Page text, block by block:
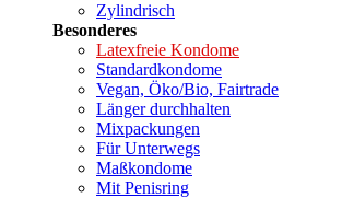
Zylindrisch
Besonderes
Latexfreie Kondome
Standardkondome
Vegan, Öko/Bio, Fairtrade
Länger durchhalten
Mixpackungen
Für Unterwegs
Maßkondome
Mit Penisring